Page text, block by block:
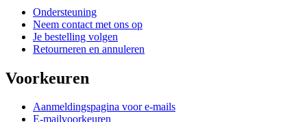
Ondersteuning
Neem contact met ons op
Je bestelling volgen
Retourneren en annuleren
Voorkeuren
Aanmeldingspagina voor e-mails
E-mailvoorkeuren